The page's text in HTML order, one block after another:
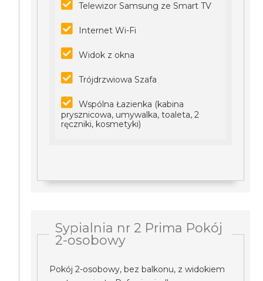
Telewizor Samsung ze Smart TV
Internet Wi-Fi
Widok z okna
Trójdrzwiowa Szafa
Wspólna Łazienka (kabina
prysznicowa, umywalka, toaleta, 2
ręczniki, kosmetyki)
Sypialnia nr 2 Prima Pokój
2-osobowy
Pokój 2-osobowy, bez balkonu, z widokiem